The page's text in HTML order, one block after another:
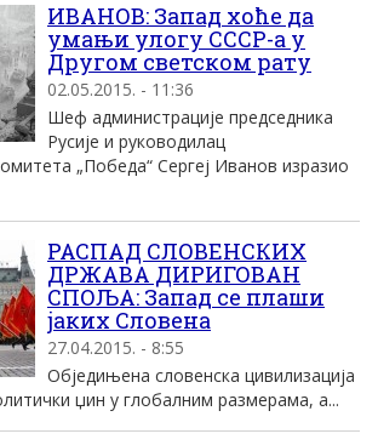
ИВАНОВ: Запад хоће да
умањи улогу СССР-а у
Другом светском рату
02.05.2015. - 11:36
Шеф администрације председника
Русије и руководилац
„Победа“ Сергеј Иванов изразио
РАСПАД СЛОВЕНСКИХ
ДРЖАВА ДИРИГОВАН
СПОЉА: Запад се плаши
јаких Словена
27.04.2015. - 8:55
Обједињена словенска цивилизација
џин у глобалним размерама, а...